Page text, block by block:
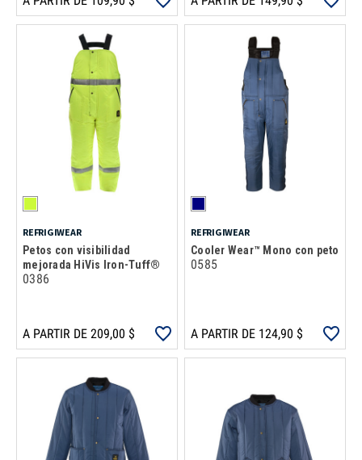
REFRIGIWEAR
Petos con visibilidad
mejorada HiVis Iron-Tuff®
0386
A PARTIR DE 209,00 $
REFRIGIWEAR
Cooler Wear™ Mono con peto
0585
A PARTIR DE 124,90 $